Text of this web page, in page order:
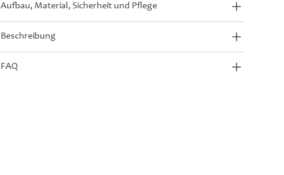
Aufbau, Material, Sicherheit und Pflege
Beschreibung
FAQ